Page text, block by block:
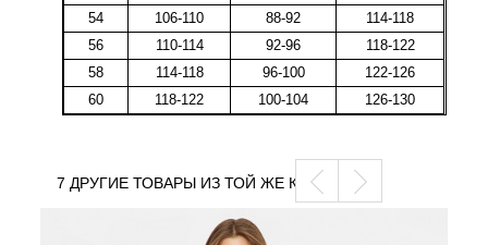
54
106-110 88-92
114-118
56
110-114 92-96
118-122
58
114-118 96-100
122-126
60
118-122 100-104 126-130
7 ДРУГИЕ ТОВАРЫ ИЗ ТОЙ ЖЕ КАТЕГОРИИ